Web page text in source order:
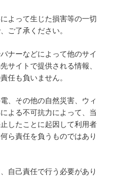
よって生じた損害等の一切
ご了承ください。
ナーなどによって他のサイ
サイトで提供される情報、
任も負いません。
、その他の自然災害、ウィ
よる不可抗力によって、当
したことに起因して利用者
ら責任を負うものではあり
自己責任で行う必要があり